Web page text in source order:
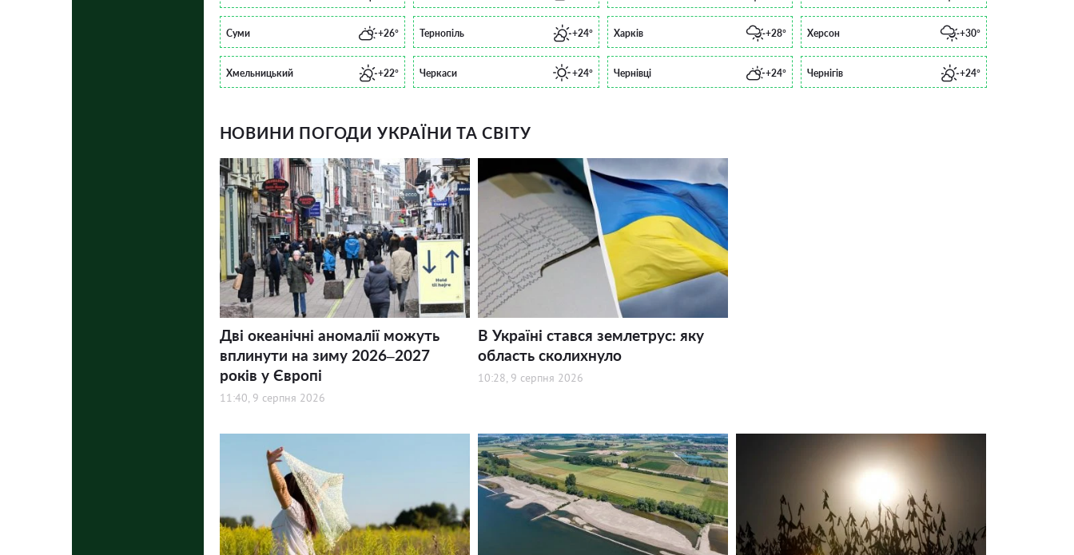
Суми +26° Тернопіль +24° Харків +28° Херсон +30°
Хмельницький +22° Черкаси +24° Чернівці +24° Чернігів +24°
НОВИНИ ПОГОДИ УКРАЇНИ ТА СВІТУ
Дві океанічні аномалії можуть
вплинути на зиму 2026–2027
років у Європі
11:40, 9 серпня 2026
В Україні стався землетрус: яку
область сколихнуло
10:28, 9 серпня 2026